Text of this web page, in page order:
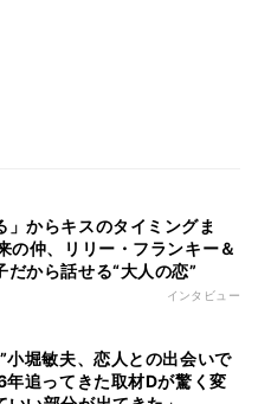
」からキスのタイミングま
の仲、リリー・フランキー＆
だから話せる“大人の恋”
インタビュー
小堀敏夫、恋人との出会いで
年追ってきた取材Dが驚く変